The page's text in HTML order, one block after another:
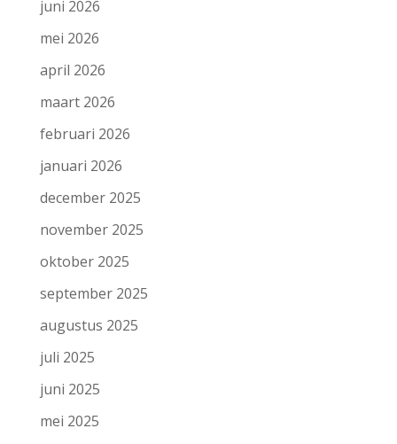
juni 2026
mei 2026
april 2026
maart 2026
februari 2026
januari 2026
december 2025
november 2025
oktober 2025
september 2025
augustus 2025
juli 2025
juni 2025
mei 2025